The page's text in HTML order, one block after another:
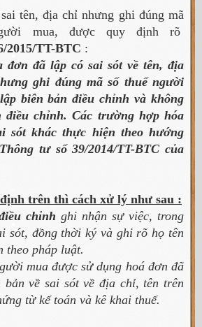
tên, địa chỉ nhưng ghi đúng mã
mua, được quy định rõ
2015/TT-BTC :
đơn đã lập có sai sót về tên, địa
ghi đúng mã số thuế người
biên bản điều chỉnh và không
điều chỉnh. Các trường hợp hóa
sót khác thực hiện theo hướng
tư số 39/2014/TT-BTC của
trên thì cách xử lý như sau :
chỉnh ghi nhận sự việc, trong
sót, đồng thời ký và ghi rõ họ tên
theo pháp luật.
mua được sử dụng hoá đơn đã
bản về sai sót về địa chỉ, tên trên
từ kế toán và kê khai thuế.